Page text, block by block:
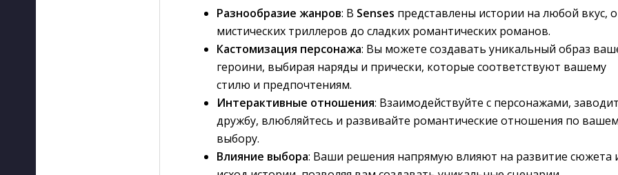
Разнообразие жанров: В Senses представлены истории на любой вкус,
мистических триллеров до сладких романтических романов.
Кастомизация персонажа: Вы можете создавать уникальный образ
героини, выбирая наряды и прически, которые соответствуют вашему
стилю и предпочтениям.
Интерактивные отношения: Взаимодействуйте с персонажами,
дружбу, влюбляйтесь и развивайте романтические отношения по
выбору.
Влияние выбора: Ваши решения напрямую влияют на развитие сюжета